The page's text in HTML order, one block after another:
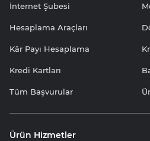
İnternet Şubesi
Hesaplama Araçları
Kâr Payı Hesaplama
Kredi Kartları
Tüm Başvurular
Ürün Hizmetler